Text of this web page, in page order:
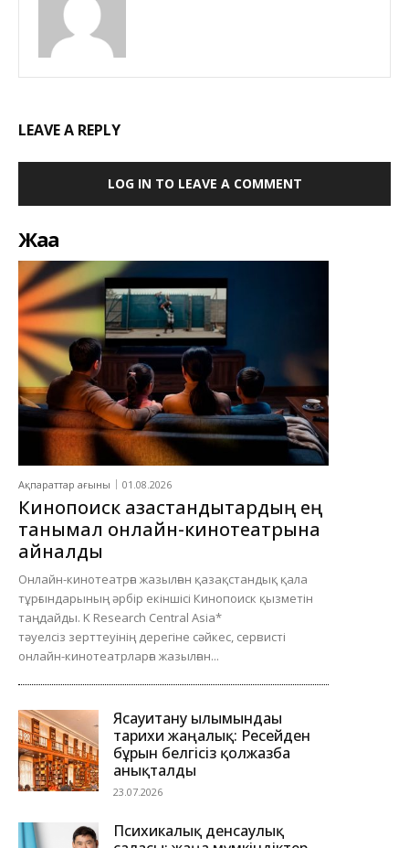
LEAVE A REPLY
LOG IN TO LEAVE A COMMENT
Жаңа
Ақпараттар ағыны 01.08.2026
Кинопоиск қазақстандықтардың ең
танымал онлайн-кинотеатрына
айналды
Онлайн-кинотеатрға жазылған қазақстандық қала
тұрғындарының әрбір екіншісі Кинопоиск қызметін
таңдайды. K Research Central Asia*
тәуелсіз зерттеуінің дерегіне сәйкес, сервисті
онлайн-кинотеатрларға жазылған...
Ясауитану ғылымындағы
тарихи жаңалық: Ресейден
бұрын белгісіз қолжазба
анықталды
23.07.2026
Психикалық денсаулық